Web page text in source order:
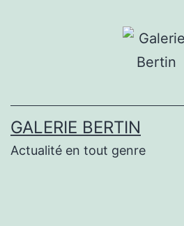
GALERIE BERTIN
Actualité en tout genre